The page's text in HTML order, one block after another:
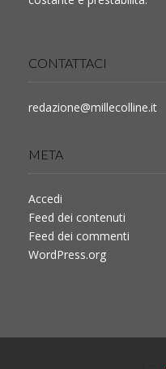
CONTATTACI
redazione@millecolline.it
META
Accedi
Feed dei contenuti
Feed dei commenti
WordPress.org